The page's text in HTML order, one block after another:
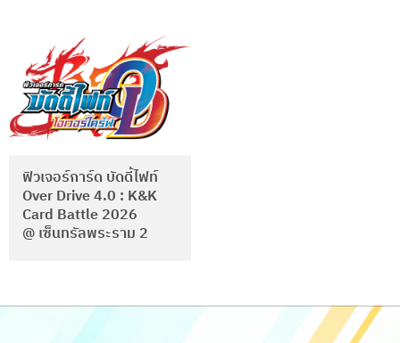
ฟิวเจอร์การ์ด บัดดี้ไฟท์
Over Drive 4.0 : K&K
Card Battle 2026
@ เซ็นทรัลพระราม 2